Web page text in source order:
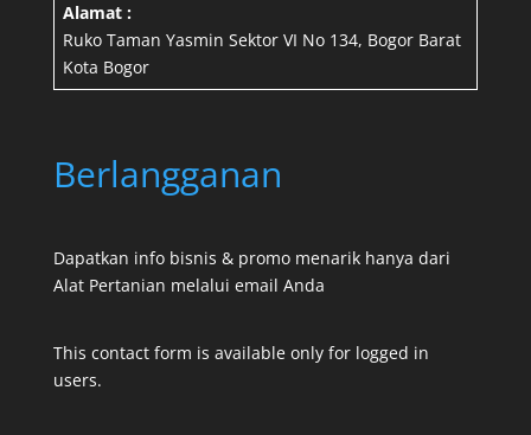
Alamat :
Ruko Taman Yasmin Sektor VI No 134, Bogor Barat
Kota Bogor
Berlangganan
Dapatkan info bisnis & promo menarik hanya dari
Alat Pertanian melalui email Anda
This contact form is available only for logged in
users.